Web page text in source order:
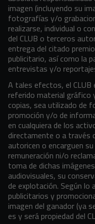
imagen (incluyendo su
fotografías y/o
realizarse, individual o
del CLUB o terceros
entrega del citado
publicitario, así como la
entrevistas y/o
A tales efectos, el
referido material gráfico
copias, sea utilizado de
promoción y/o de
en cualquiera de los
directamente o a través
autoricen o encarguen
remuneración ni/o
toma de dichas
audiovisuales, su
de explotación. Según
publicitarios y
imagen del ganador (ya
es y será propiedad del